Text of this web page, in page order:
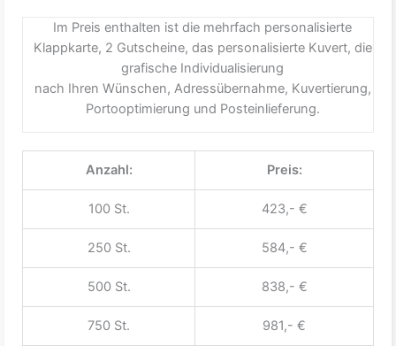
Im Preis enthalten ist die mehrfach personalisierte
Klappkarte, 2 Gutscheine, das personalisierte Kuvert, die
grafische Individualisierung
nach Ihren Wünschen, Adressübernahme, Kuvertierung,
Portooptimierung und Posteinlieferung.
Anzahl: Preis:
100 St. 423,- €
250 St. 584,- €
500 St. 838,- €
750 St. 981,- €